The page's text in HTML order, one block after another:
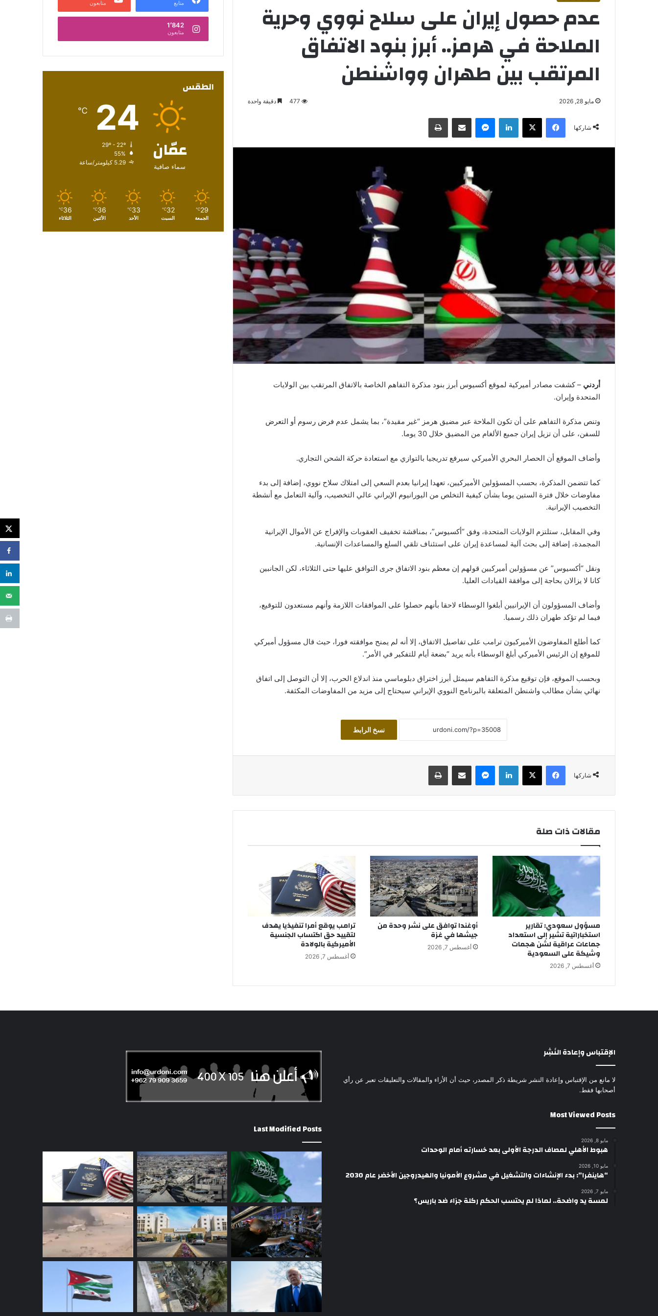
عدم حصول إيران على سلاح نووي وحرية
الملاحة في هرمز.. أبرز بنود الاتفاق
المرتقب بين طهران وواشنطن
مايو 28, 2026 477 دقيقة واحدة
شاركها
فيسبوك لينكدإن
أردني – كشفت مصادر أميركية لموقع أكسيوس أبرز بنود مذكرة التفاهم الخاصة بالاتفاق المرتقب بين الولايات
المتحدة وإيران.
وتنص مذكرة التفاهم على أن تكون الملاحة عبر مضيق هرمز “غير مقيدة”، بما يشمل عدم فرض رسوم أو التعرض
للسفن، على أن تزيل إيران جميع الألغام من المضيق خلال 30 يوما.
وأضاف الموقع أن الحصار البحري الأميركي سيرفع تدريجيا بالتوازي مع استعادة حركة الشحن التجاري.
كما تتضمن المذكرة، بحسب المسؤولين الأميركيين، تعهدا إيرانيا بعدم السعي إلى امتلاك سلاح نووي، إضافة إلى بدء
مفاوضات خلال فترة الستين يوما بشأن كيفية التخلص من اليورانيوم الإيراني عالي التخصيب، وآلية التعامل مع أنشطة
التخصيب الإيرانية.
وفي المقابل، ستلتزم الولايات المتحدة، وفق “أكسيوس”، بمناقشة تخفيف العقوبات والإفراج عن الأموال الإيرانية
المجمدة، إضافة إلى بحث آلية لمساعدة إيران على استئناف تلقي السلع والمساعدات الإنسانية.
ونقل “أكسيوس” عن مسؤولين أميركيين قولهم إن معظم بنود الاتفاق جرى التوافق عليها حتى الثلاثاء، لكن الجانبين
كانا لا يزالان بحاجة إلى موافقة القيادات العليا.
وأضاف المسؤولون أن الإيرانيين أبلغوا الوسطاء لاحقا بأنهم حصلوا على الموافقات اللازمة وأنهم مستعدون للتوقيع،
فيما لم تؤكد طهران ذلك رسميا.
كما أطلع المفاوضون الأميركيون ترامب على تفاصيل الاتفاق، إلا أنه لم يمنح موافقته فورا، حيث قال مسؤول أميركي
للموقع إن الرئيس الأميركي أبلغ الوسطاء بأنه يريد “بضعة أيام للتفكير في الأمر”.
وبحسب الموقع، فإن توقيع مذكرة التفاهم سيمثل أبرز اختراق دبلوماسي منذ اندلاع الحرب، إلا أن التوصل إلى اتفاق
نهائي بشأن مطالب واشنطن المتعلقة بالبرنامج النووي الإيراني سيحتاج إلى مزيد من المفاوضات المكثفة.
نسخ الرابط
شاركها
فيسبوك لينكدإن
مقالات ذات صلة
مسؤول سعودي: تقارير
استخباراتية تشير إلى استعداد
جماعات عراقية لشن هجمات
وشيكة على السعودية
أغسطس 7, 2026
أوغندا توافق على نشر وحدة من
جيشها في غزة
أغسطس 7, 2026
ترامب يوقع أمرا تنفيذيا يهدف
لتقييد حق اكتساب الجنسية
الأميركية بالولادة
أغسطس 7, 2026
متابع متابعون
1٬842
متابعون
الطقس
عمّان
سماء صافية
24
℃
55%
5.29 كيلومتر/ساعة
29
℃
الجمعة
32
℃
السبت
33
℃
الأحد
36
℃
الأثنين
36
℃
الثلاثاء
الإقتباس وإعادة النَشِر
لا مانع من الإقتباس وإعادة النشر شريطة ذكر المصدر، حيث أن الأراء والمقالات والتعليقات تعبر عن رأي
أصحابها فقط.
Most Viewed Posts
مايو 8, 2026
هبوط الأهلي لمصاف الدرجة الأولى بعد خسارته أمام الوحدات
مايو 10, 2026
“هاينفرا”: بدء الإنشاءات والتشغيل في مشروع الأمونيا والهيدروجين الأخضر عام 2030
مايو 7, 2026
لمسة يد واضحة.. لماذا لم يحتسب الحكم ركلة جزاء ضد باريس؟
Last Modified Posts